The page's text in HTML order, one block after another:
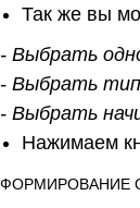
Так же вы
- Выбрать
- Выбрать тип
- Выбрать
Нажимаем
ФОРМИРОВАНИЕ